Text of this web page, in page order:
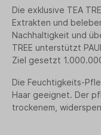
Die exklusive TEA
Extrakten und
Nachhaltigkeit und
TREE unterstützt
Ziel gesetzt
Die Feuchtigkeits-
Haar geeignet. Der
trockenem,